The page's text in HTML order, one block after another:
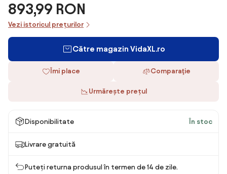
893,99 RON
Vezi istoricul prețurilor
Către magazin VidaXL.ro
Îmi place Comparaţie
Urmărește prețul
Disponibilitate În stoc
Livrare gratuită
Puteți returna produsul în termen de 14 de zile.